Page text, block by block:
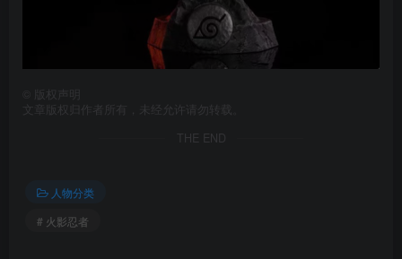
版权声明
文章版权归作者所有，未经允许请勿转载。
THE END
人物分类
# 火影忍者